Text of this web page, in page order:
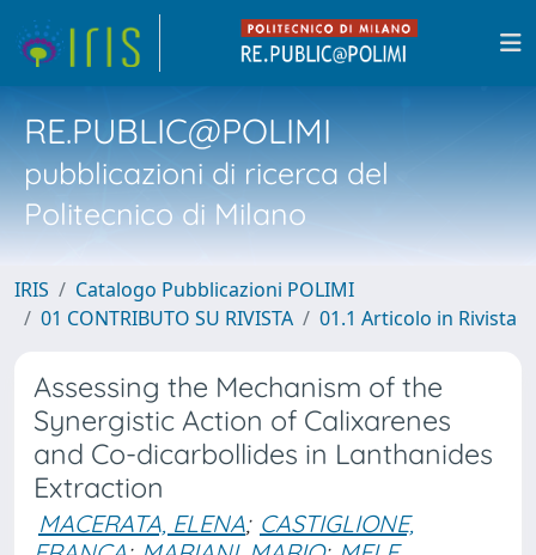
RE.PUBLIC@POLIMI
pubblicazioni di ricerca del
Politecnico di Milano
IRIS
Catalogo Pubblicazioni POLIMI
01 CONTRIBUTO SU RIVISTA
01.1 Articolo in Rivista
Assessing the Mechanism of the
Synergistic Action of Calixarenes
and Co-dicarbollides in Lanthanides
Extraction
MACERATA, ELENA; CASTIGLIONE,